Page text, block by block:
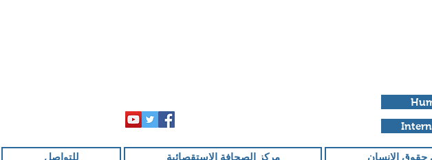
الانسان مركز الصحافة الاستقصائية للتواصل